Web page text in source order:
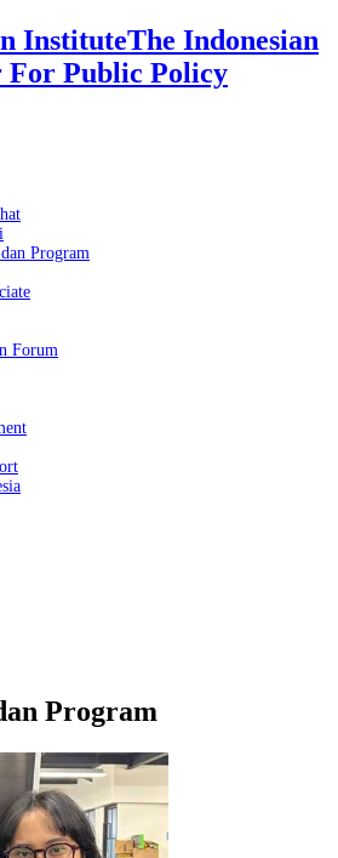
The Indonesian
For Public Policy
Program
Forum
Program